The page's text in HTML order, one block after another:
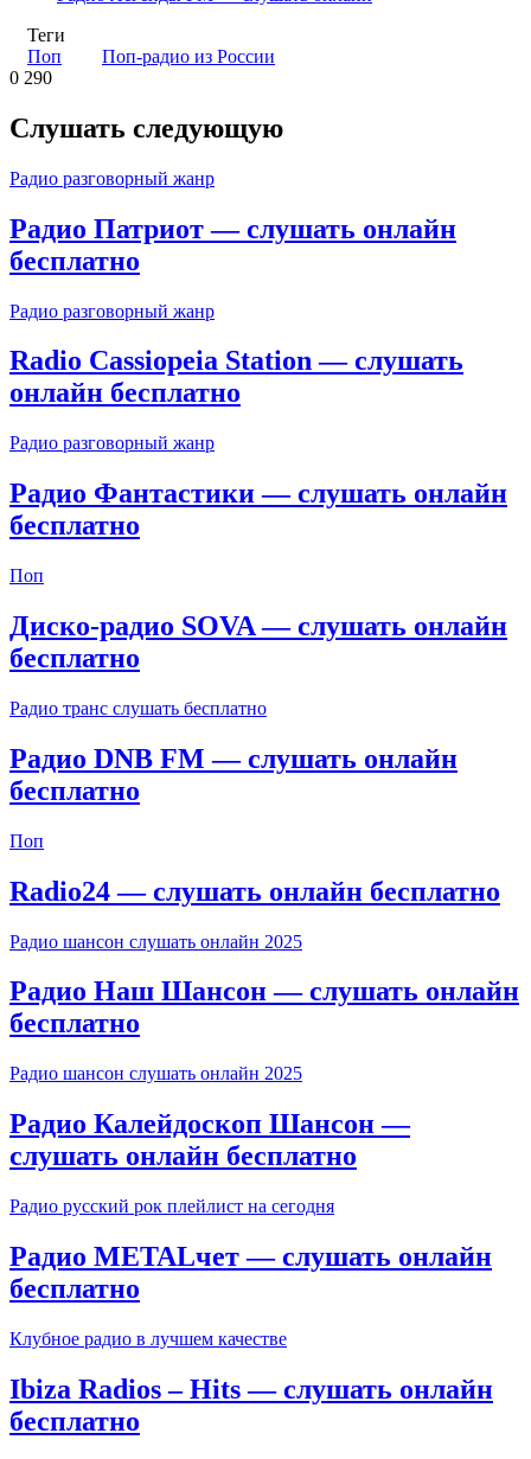
Теги
Поп
Поп-радио из России
0 290
Слушать следующую
Радио разговорный жанр
Радио Патриот — слушать онлайн
бесплатно
Радио разговорный жанр
Radio Cassiopeia Station — слушать
онлайн бесплатно
Радио разговорный жанр
Радио Фантастики — слушать онлайн
бесплатно
Поп
Диско-радио SOVA — слушать онлайн
бесплатно
Радио транс слушать бесплатно
Радио DNB FM — слушать онлайн
бесплатно
Поп
Radio24 — слушать онлайн бесплатно
Радио шансон слушать онлайн 2025
Радио Наш Шансон — слушать онлайн
бесплатно
Радио шансон слушать онлайн 2025
Радио Калейдоскоп Шансон —
слушать онлайн бесплатно
Радио русский рок плейлист на сегодня
Радио METALчет — слушать онлайн
бесплатно
Клубное радио в лучшем качестве
Ibiza Radios – Hits — слушать онлайн
бесплатно